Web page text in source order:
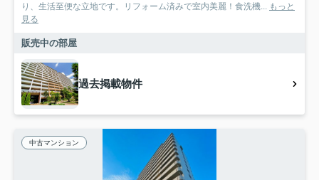
り、生活至便な立地です。リフォーム済みで室内美麗！食洗機... もっと
見る
販売中の部屋
過去掲載物件
中古マンション